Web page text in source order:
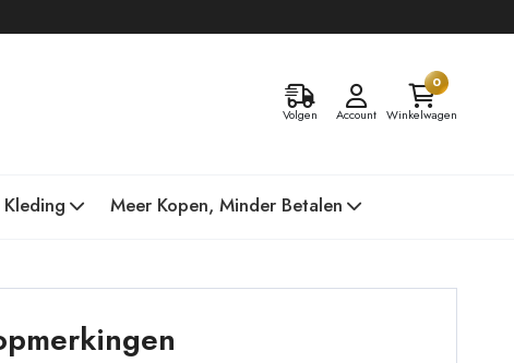
Volgen Account
0
Winkelwagen
Kleding Meer Kopen, Minder Betalen